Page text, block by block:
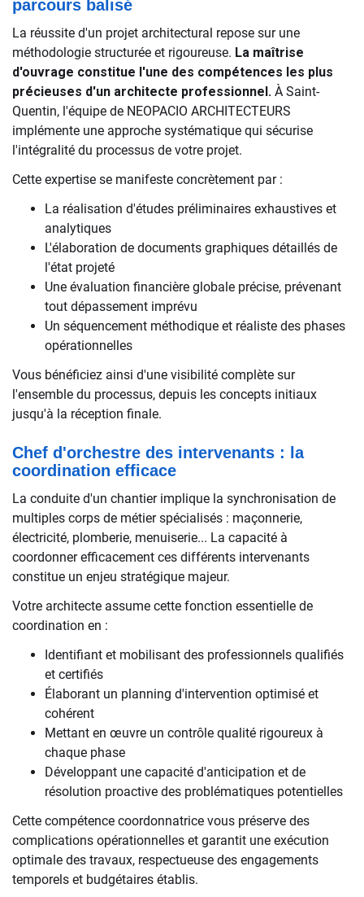
parcours balisé
La réussite d'un projet architectural repose sur une
méthodologie structurée et rigoureuse. La maîtrise
d'ouvrage constitue l'une des compétences les plus
précieuses d'un architecte professionnel. À Saint-
Quentin, l'équipe de NEOPACIO ARCHITECTEURS
implémente une approche systématique qui sécurise
l'intégralité du processus de votre projet.
Cette expertise se manifeste concrètement par :
La réalisation d'études préliminaires exhaustives et
analytiques
L'élaboration de documents graphiques détaillés de
l'état projeté
Une évaluation financière globale précise, prévenant
tout dépassement imprévu
Un séquencement méthodique et réaliste des phases
opérationnelles
Vous bénéficiez ainsi d'une visibilité complète sur
l'ensemble du processus, depuis les concepts initiaux
jusqu'à la réception finale.
Chef d'orchestre des intervenants : la
coordination efficace
La conduite d'un chantier implique la synchronisation de
multiples corps de métier spécialisés : maçonnerie,
électricité, plomberie, menuiserie... La capacité à
coordonner efficacement ces différents intervenants
constitue un enjeu stratégique majeur.
Votre architecte assume cette fonction essentielle de
coordination en :
Identifiant et mobilisant des professionnels qualifiés
et certifiés
Élaborant un planning d'intervention optimisé et
cohérent
Mettant en œuvre un contrôle qualité rigoureux à
chaque phase
Développant une capacité d'anticipation et de
résolution proactive des problématiques potentielles
Cette compétence coordonnatrice vous préserve des
complications opérationnelles et garantit une exécution
optimale des travaux, respectueuse des engagements
temporels et budgétaires établis.